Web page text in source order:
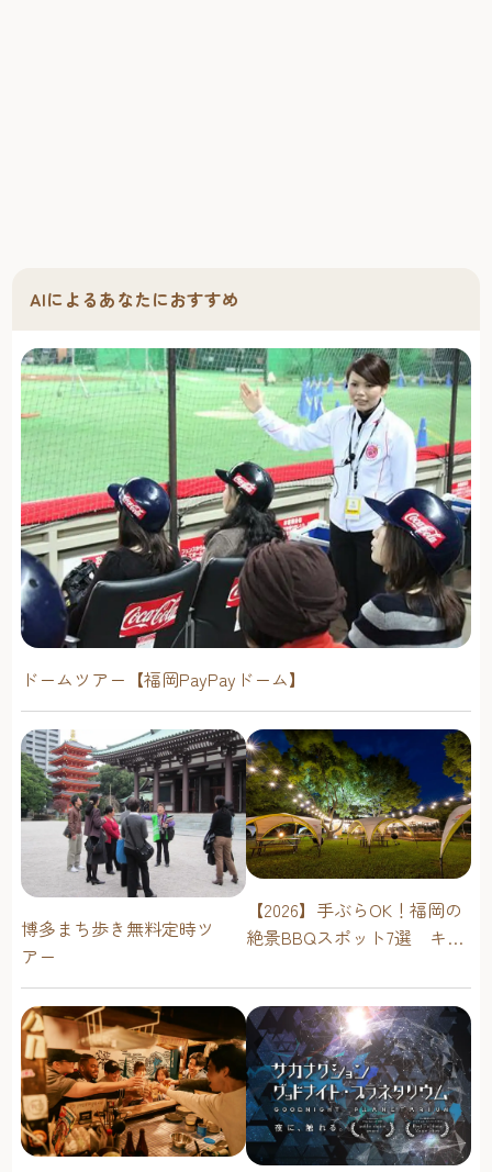
AIによるあなたにおすすめ
ドームツアー【福岡PayPayドーム】
博多まち歩き無料定時ツ
アー
【2026】手ぶらOK！福岡の
絶景BBQスポット7選 キャ
に楽しむ